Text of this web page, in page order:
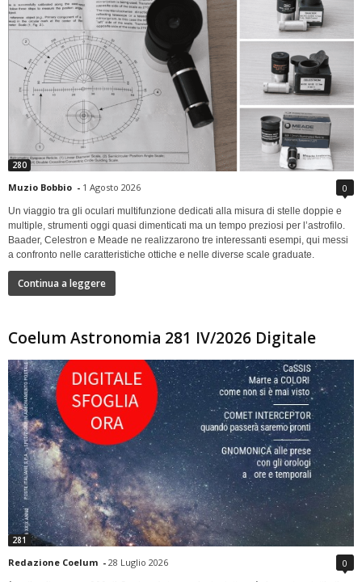
280
Muzio Bobbio - 1 Agosto 2026 0
Un viaggio tra gli oculari multifunzione dedicati alla misura di stelle doppie e
multiple, strumenti oggi quasi dimenticati ma un tempo preziosi per l’astrofilo.
Baader, Celestron e Meade ne realizzarono tre interessanti esempi, qui messi
a confronto nelle caratteristiche ottiche e nelle diverse scale graduate.
Continua a leggere
Coelum Astronomia 281 IV/2026 Digitale
281
Redazione Coelum - 28 Luglio 2026 0